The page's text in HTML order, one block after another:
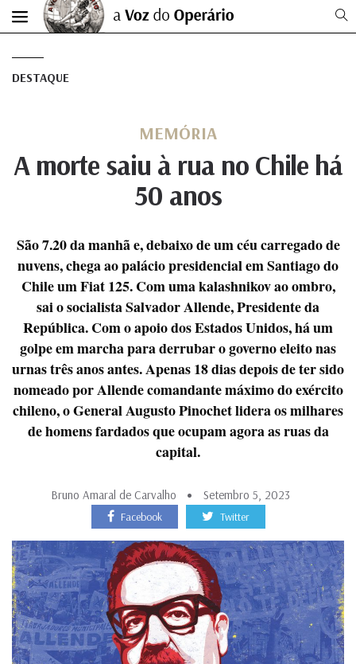
DESTAQUE
MEMÓRIA
A morte saiu à rua no Chile há
50 anos
São 7.20 da manhã e, debaixo de um céu carregado de
nuvens, chega ao palácio presidencial em Santiago do
Chile um Fiat 125. Com uma kalashnikov ao ombro,
sai o socialista Salvador Allende, Presidente da
República. Com o apoio dos Estados Unidos, há um
golpe em marcha para derrubar o governo eleito nas
urnas três anos antes. Apenas 18 dias depois de ter sido
nomeado por Allende comandante máximo do exército
chileno, o General Augusto Pinochet lidera os milhares
de homens fardados que ocupam agora as ruas da
capital.
Bruno Amaral de Carvalho Setembro 5, 2023
Facebook Twitter